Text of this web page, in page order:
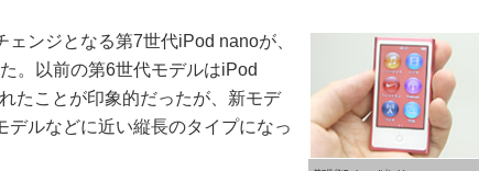
ンジとなる第7世代iPod nanoが、
。以前の第6世代モデルはiPod
たことが印象的だったが、新モデ
デルなどに近い縦長のタイプになっ